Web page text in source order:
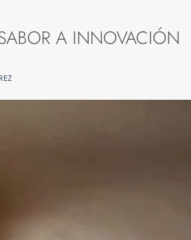
A INNOVACIÓN